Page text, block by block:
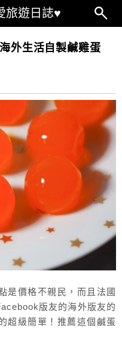
旅遊日誌♥
外生活自製鹹雞蛋
是價格不親民，而且法國
版友的海外版友的
超級簡單！推薦這個鹹蛋